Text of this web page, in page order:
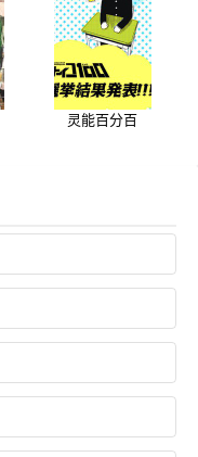
灵能百分百